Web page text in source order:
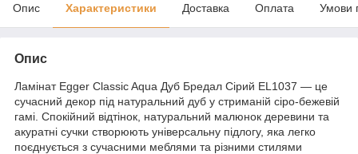
Опис Характеристики Доставка Оплата Умови
Опис
Ламінат Egger Classic Aqua Дуб Бредал Сірий EL1037 — це
сучасний декор під натуральний дуб у стриманій сіро-бежевій
гамі. Спокійний відтінок, натуральний малюнок деревини та
акуратні сучки створюють універсальну підлогу, яка легко
поєднується з сучасними меблями та різними стилями